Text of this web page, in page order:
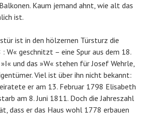
Kaum jemand ahnt, wie alt das
ist.
ist in den hölzernen Türsturz die
W« geschnitzt – eine Spur aus dem 18.
und das »W« stehen für Josef Wehrle,
Viel ist über ihn nicht bekannt:
er am 13. Februar 1798 Elisabeth
am 8. Juni 1811. Doch die Jahreszahl
dass er das Haus wohl 1778 erbauen